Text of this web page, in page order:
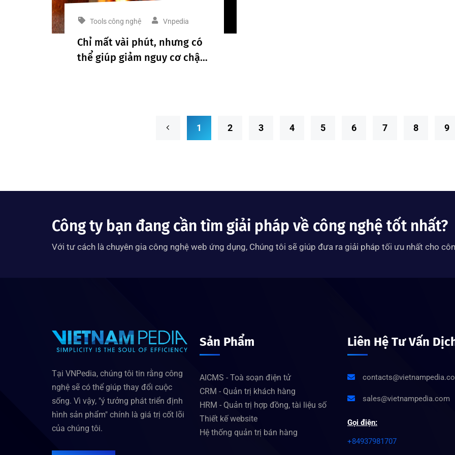
Tools công nghệ Vnpedia
Chỉ mất vài phút, nhưng có
thể giúp giảm nguy cơ chập
1 2 3 4 5 6 7 8 9
Công ty bạn đang cần tìm giải pháp về công nghệ tốt nhất?
Với tư cách là chuyên gia công nghệ web ứng dụng, Chúng tôi sẽ giúp đưa ra giải pháp tối ưu nhất cho
Tại VNPedia, chúng tôi tin rằng công
nghệ sẽ có thể giúp thay đổi cuộc
sống. Vì vậy, "ý tưởng phát triển định
hình sản phẩm" chính là giá trị cốt lõi
của chúng tôi.
Sản Phẩm
AICMS - Toà soạn điện tử
CRM - Quản trị khách hàng
HRM - Quản trị hợp đồng, tài liệu số
Thiết kế website
Hệ thống quản trị bán hàng
Liên Hệ Tư Vấn
sales@vietnampedia.com
Gọi điện:
+84937981707